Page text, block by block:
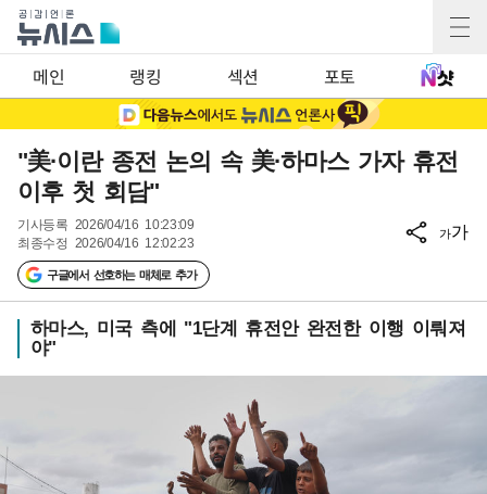
메인 랭킹 섹션 포토
"美·이란 종전 논의 속 美·하마스 가자 휴전
이후 첫 회담"
기사등록 2026/04/16 10:23:09
최종수정 2026/04/16 12:02:23
구글에서 선호하는 매체로 추가
가가
하마스, 미국 측에 "1단계 휴전안 완전한 이행 이뤄져
야"